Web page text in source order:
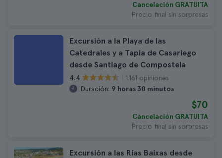
Cancelación GRATUITA
Precio final sin sorpresas
Excursión a la Playa de las
Catedrales y a Tapia de Casariego
desde Santiago de Compostela
4.4
1.161 opiniones
Duración: 9 horas 30 minutos
$70
Cancelación GRATUITA
Precio final sin sorpresas
Excursión a las Rías Baixas desde